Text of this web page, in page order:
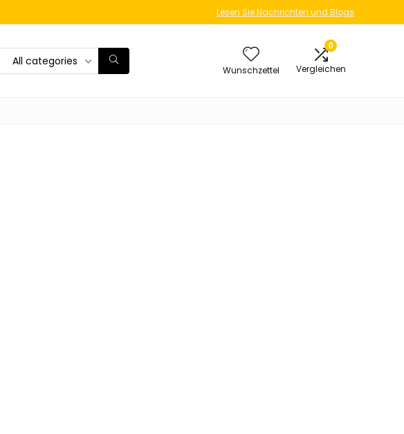
Lesen Sie Nachrichten und Blogs
All categories
Wunschzettel
0
Vergleichen